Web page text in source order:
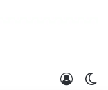
الوضع المظلم